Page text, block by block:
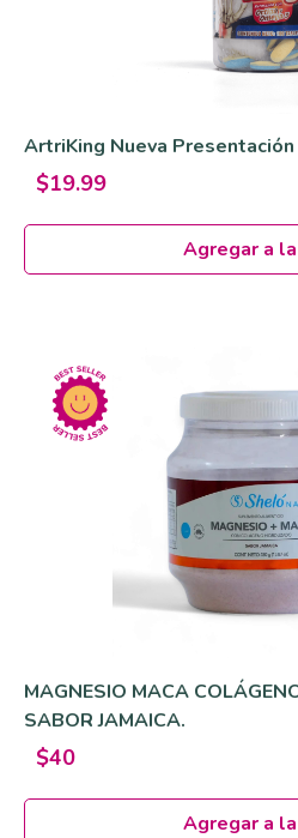
ArtriKing Nueva Presentación
$19.99
Agregar a
MAGNESIO MACA
SABOR JAMAICA.
$40
Agregar a